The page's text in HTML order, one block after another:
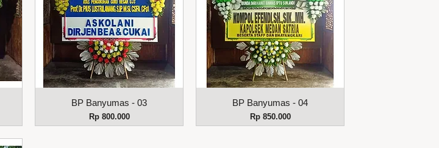
Tampilan Cepat
BP Banyumas - 03
Harga
Rp 800.000
Tampilan Cepat
BP Banyumas - 04
Harga
Rp 850.000